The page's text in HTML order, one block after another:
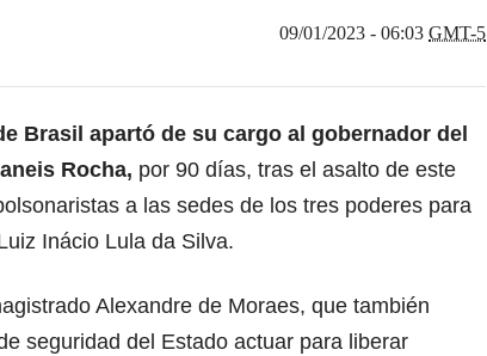
09/01/2023 - 06:03 GMT-5
Brasil apartó de su cargo al gobernador del
Rocha, por 90 días, tras el asalto de este
a las sedes de los tres poderes para
Inácio Lula da Silva.
Alexandre de Moraes, que también
seguridad del Estado actuar para liberar